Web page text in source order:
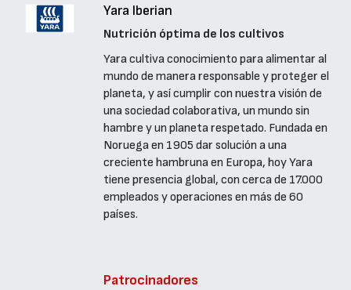
Yara Iberian
Nutrición óptima de los cultivos
Yara cultiva conocimiento para alimentar al
mundo de manera responsable y proteger el
planeta, y así cumplir con nuestra visión de
una sociedad colaborativa, un mundo sin
hambre y un planeta respetado. Fundada en
Noruega en 1905 dar solución a una
creciente hambruna en Europa, hoy Yara
tiene presencia global, con cerca de 17.000
empleados y operaciones en más de 60
países.
Patrocinadores